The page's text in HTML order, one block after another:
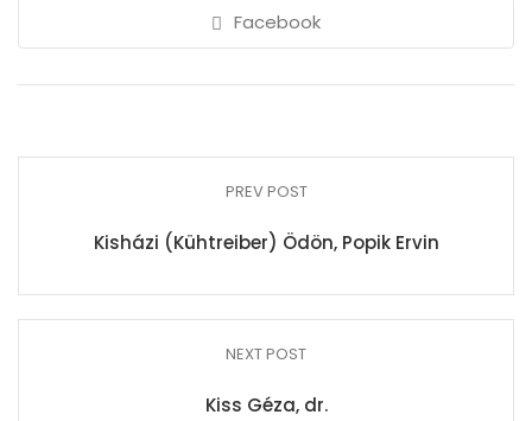
Facebook
PREV POST
Kisházi (Kühtreiber) Ödön, Popik Ervin
NEXT POST
Kiss Géza, dr.